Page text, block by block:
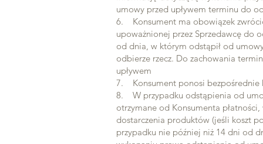
umowy przed upływem terminu do
6. Konsument ma obowiązek
upoważnionej przez Sprzedawcę do
od dnia, w którym odstąpił od
odbierze rzecz. Do zachowania
upływem
7. Konsument ponosi bezpośrednie
8. W przypadku odstąpienia od
otrzymane od Konsumenta
dostarczenia produktów (jeśli koszt
przypadku nie później niż 14 dni od